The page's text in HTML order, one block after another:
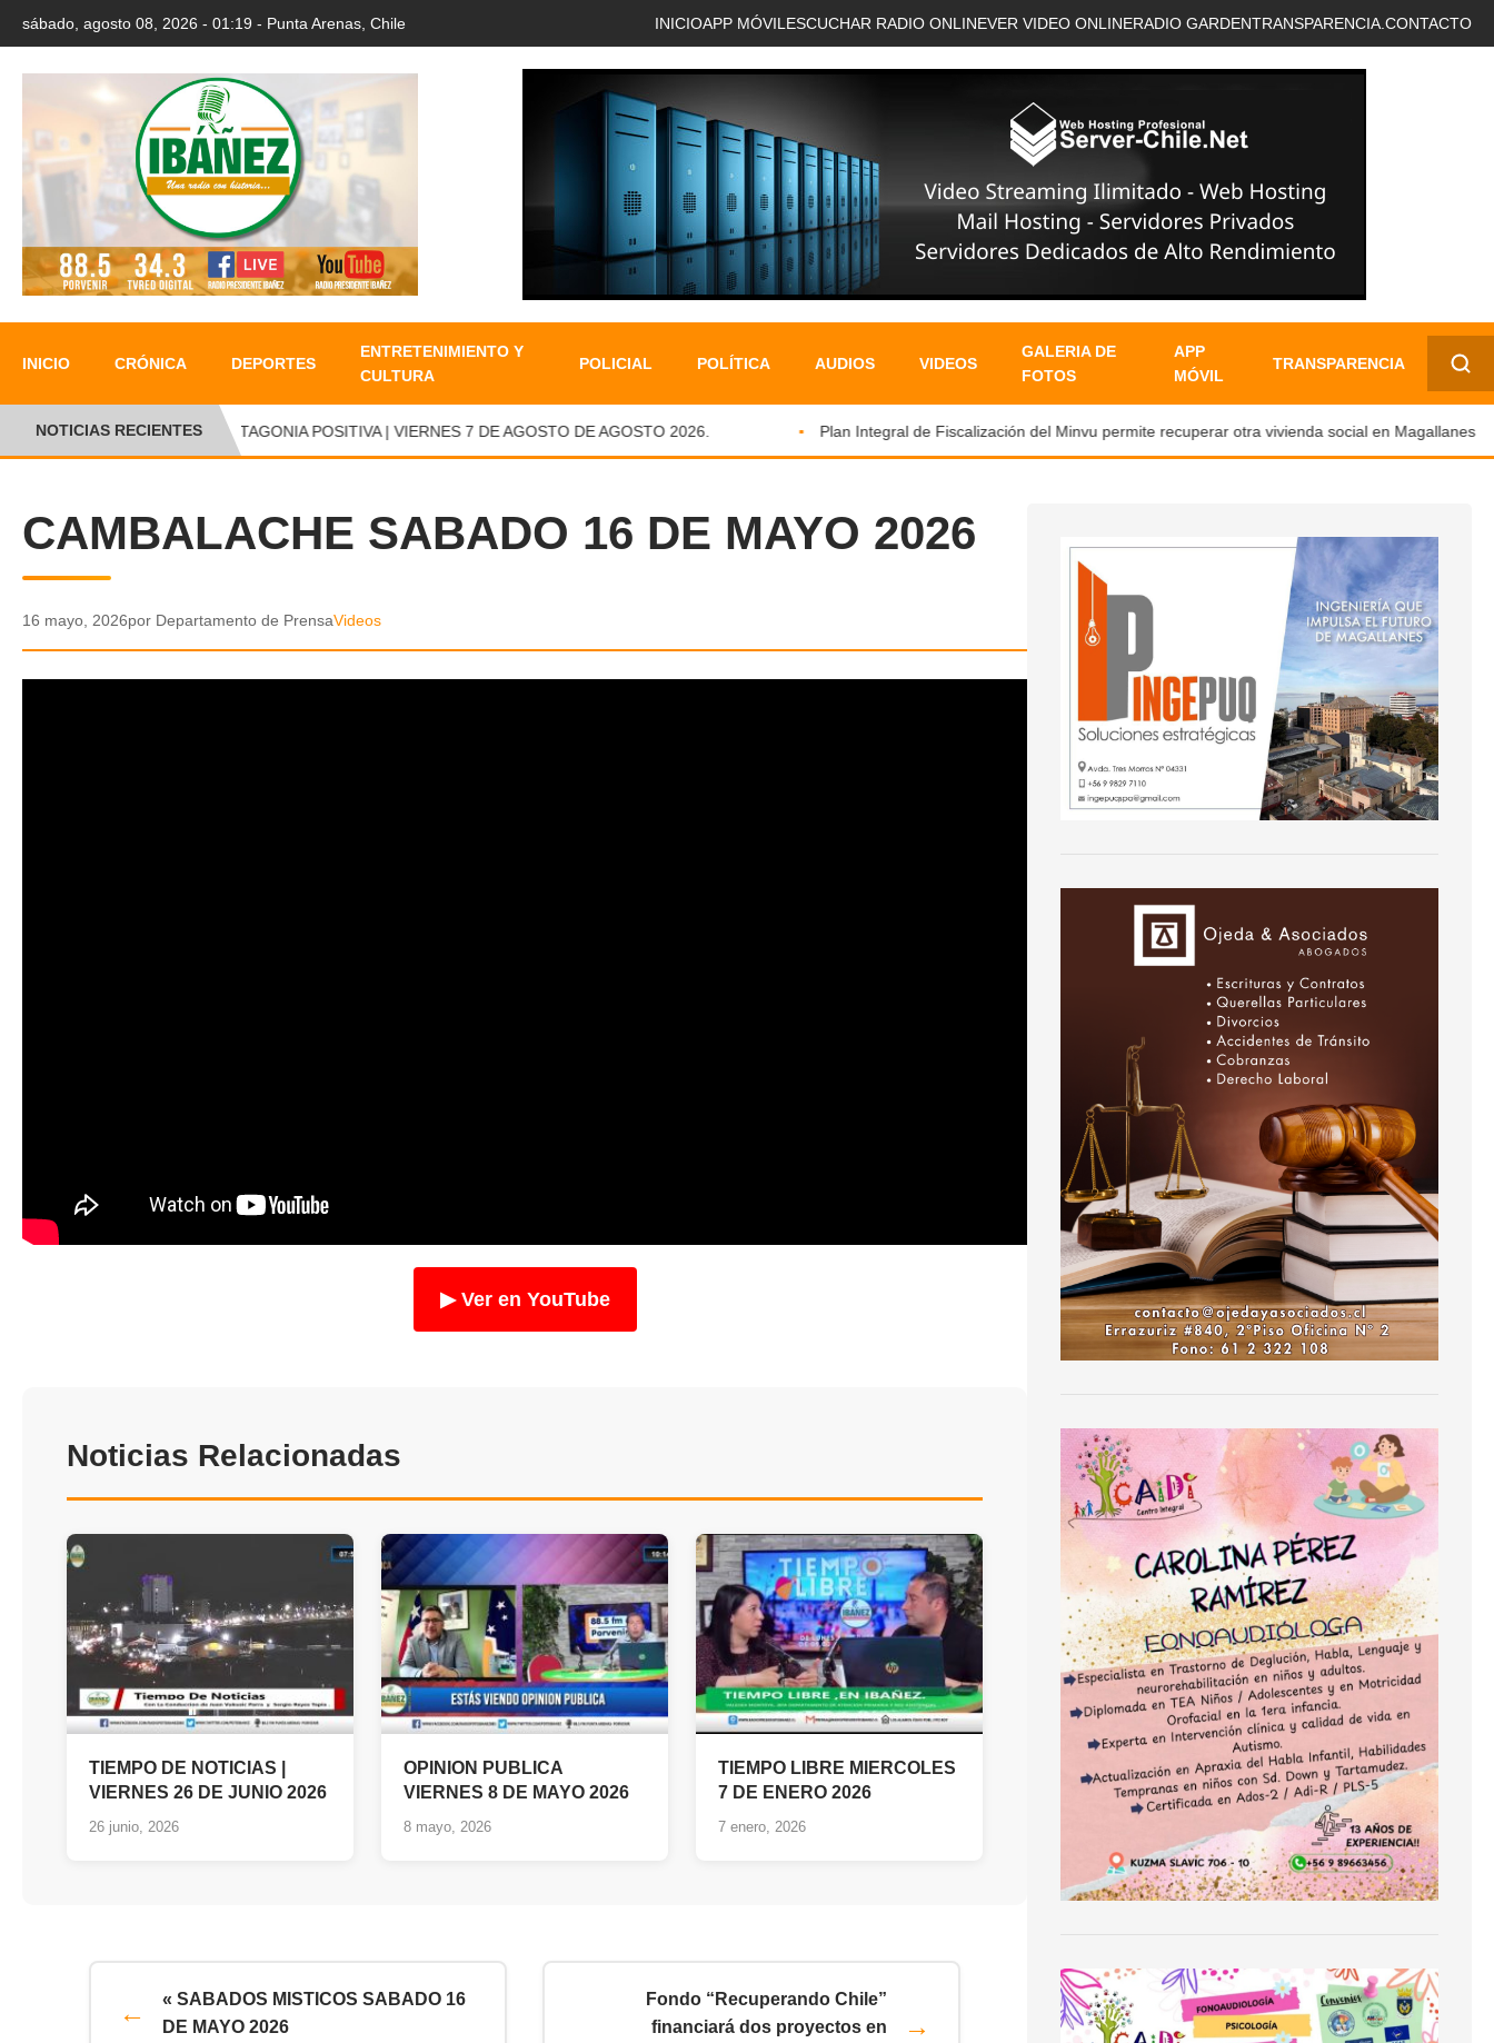
sábado, agosto 08, 2026 - 01:19 - Punta Arenas, Chile INICIOAPP MÓVIL ESCUCHAR RADIO ONLINEVER VIDEO ONLINERADIO GARDENTRANSPARENCIA. CONTACTO
INICIO CRÓNICA DEPORTES
ENTRETENIMIENTO Y
CULTURA
POLICIAL POLÍTICA AUDIOS VIDEOS
GALERIA DE
FOTOS
APP
MÓVIL
TRANSPARENCIA
✕
NOTICIAS RECIENTESPATAGONIA POSITIVA | VIERNES 7 DE AGOSTO DE AGOSTO 2026. Plan Integral de Fiscalización del Minvu permite recuperar otra vivienda social en Magallanes
CAMBALACHE SABADO 16 DE MAYO 2026
16 mayo, 2026por Departamento de PrensaVideos
▶ Ver en YouTube
Noticias Relacionadas
TIEMPO DE NOTICIAS |
VIERNES 26 DE JUNIO 2026
26 junio, 2026
OPINION PUBLICA
VIERNES 8 DE MAYO 2026
8 mayo, 2026
TIEMPO LIBRE MIERCOLES
7 DE ENERO 2026
7 enero, 2026
« SABADOS MISTICOS SABADO 16
DE MAYO 2026
Fondo “Recuperando Chile”
financiará dos proyectos en